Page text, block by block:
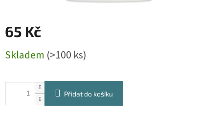
65 Kč
cena:
Skladem (>100 ks)
Přidat do košíku